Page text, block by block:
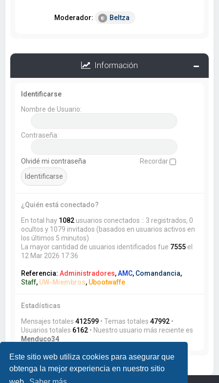
Este sitio web utiliza cookies para asegurar que
obtenga la mejor experiencia en nuestro sitio
Moderador: Beltza
Información
Identificarse
Nombre de Usuario:
Contraseña:
Olvidé mi contraseña Recordar
¿Quién está conectado?
En total hay 1082 usuarios conectados :: 3 registrados, 0
ocultos y 1079 invitados (basados en usuarios activos en
los últimos 5 minutos)
La mayor cantidad de usuarios identificados fue 7555 el
12 Mar 2026 17:36
Referencia:Administradores,AMC, Comandancia,
Staff, UW-Miembros, Ubootwaffe
Estadísticas
Mensajes totales412599 • Temas totales47992 •
Usuarios totales 6162 • Nuestro usuario más reciente es
Menduco34